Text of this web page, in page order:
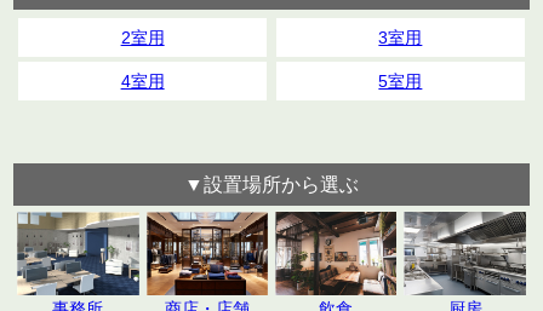
2室用 3室用
4室用 5室用
▼設置場所から選ぶ